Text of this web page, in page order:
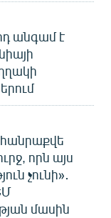
անգամ է
որն այս
չունի»․
մասին